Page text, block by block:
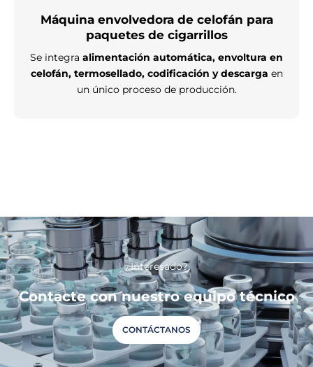
Máquina envolvedora de celofán para
paquetes de cigarrillos
Se integra alimentación automática, envoltura en
celofán, termosellado, codificación y descarga en
un único proceso de producción.
¿Interesado?
Contacte con nuestro equipo técnico
CONTÁCTANOS